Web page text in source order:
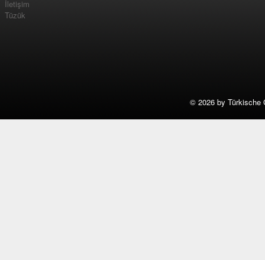
İletişim
Tüzük
© 2026 by Türkische